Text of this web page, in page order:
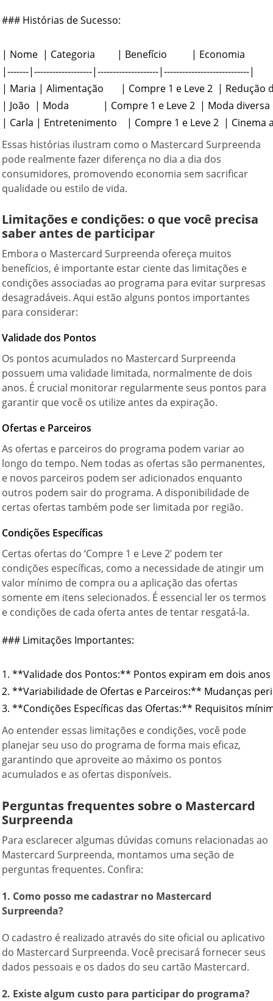
### Histórias de Sucesso:
| Nome  | Categoria         | Benefício          | Economia
|-------|-------------------|--------------------|----------------------------|
| Maria | Alimentação       | Compre 1 e Leve 2  | Redução
| João  | Moda              | Compre 1 e Leve 2  | Moda
Essas histórias ilustram como o Mastercard Surpreenda
pode realmente fazer diferença no dia a dia dos
consumidores, promovendo economia sem sacrificar
qualidade ou estilo de vida.
Limitações e condições: o que você precisa
saber antes de participar
Embora o Mastercard Surpreenda ofereça muitos
benefícios, é importante estar ciente das limitações e
condições associadas ao programa para evitar surpresas
desagradáveis. Aqui estão alguns pontos importantes
para considerar:
Validade dos Pontos
Os pontos acumulados no Mastercard Surpreenda
possuem uma validade limitada, normalmente de dois
anos. É crucial monitorar regularmente seus pontos para
garantir que você os utilize antes da expiração.
Ofertas e Parceiros
As ofertas e parceiros do programa podem variar ao
longo do tempo. Nem todas as ofertas são permanentes,
e novos parceiros podem ser adicionados enquanto
outros podem sair do programa. A disponibilidade de
certas ofertas também pode ser limitada por região.
Condições Específicas
Certas ofertas do ‘Compre 1 e Leve 2’ podem ter
condições específicas, como a necessidade de atingir um
valor mínimo de compra ou a aplicação das ofertas
somente em itens selecionados. É essencial ler os termos
e condições de cada oferta antes de tentar resgatá-la.
### Limitações Importantes:
1. **Validade dos Pontos:** Pontos expiram em dois anos
2. **Variabilidade de Ofertas e Parceiros:** Mudanças
Ao entender essas limitações e condições, você pode
planejar seu uso do programa de forma mais eficaz,
garantindo que aproveite ao máximo os pontos
acumulados e as ofertas disponíveis.
Perguntas frequentes sobre o Mastercard
Surpreenda
Para esclarecer algumas dúvidas comuns relacionadas ao
Mastercard Surpreenda, montamos uma seção de
perguntas frequentes. Confira:
1. Como posso me cadastrar no Mastercard
Surpreenda?
O cadastro é realizado através do site oficial ou aplicativo
do Mastercard Surpreenda. Você precisará fornecer seus
dados pessoais e os dados do seu cartão Mastercard.
2. Existe algum custo para participar do programa?